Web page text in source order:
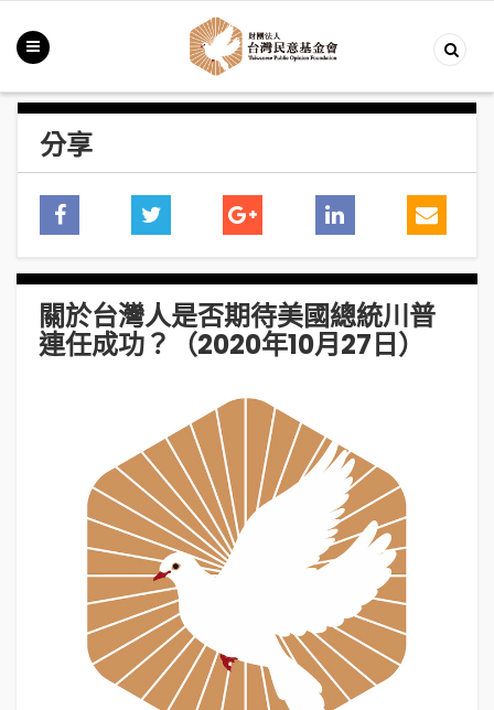
分享
關於台灣人是否期待美國總統川普
連任成功？（2020年10月27日）